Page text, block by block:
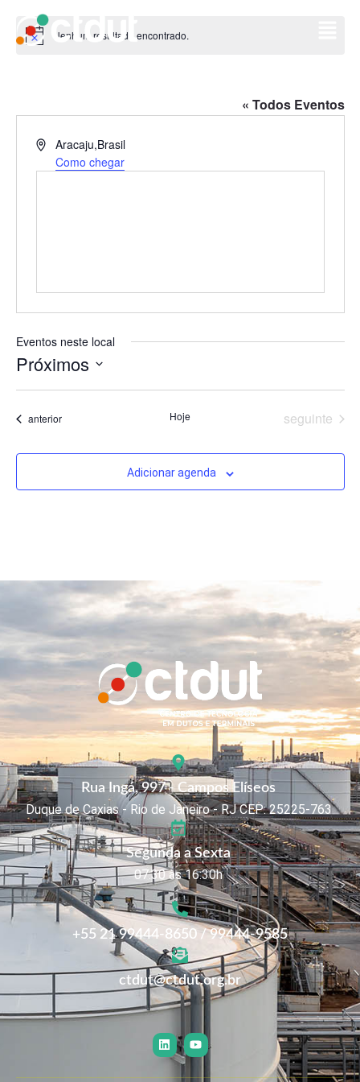
Aviso Nenhum resultado encontrado.
« Todos Eventos
Endereço
Aracaju,Brasil
Como chegar
Eventos neste local
Próximos
a
Eventos
anterior Hoje Eventos
seguinte
Adicionar agenda
Rua Ingá, 997 - Campos Elíseos
Duque de Caxias - Rio de Janeiro - RJ CEP: 25225-763
Segunda a Sexta
07:30 às 16:30h
+55 21 99444-8650 / 99444-9585
ctdut@ctdut.org.br